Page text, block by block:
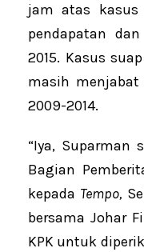
jam atas kasus
pendapatan
2015. Kasus
masih menjabat
2009-2014.
“Iya, Suparman
Bagian
kepada Tempo,
bersama Johar
KPK untuk